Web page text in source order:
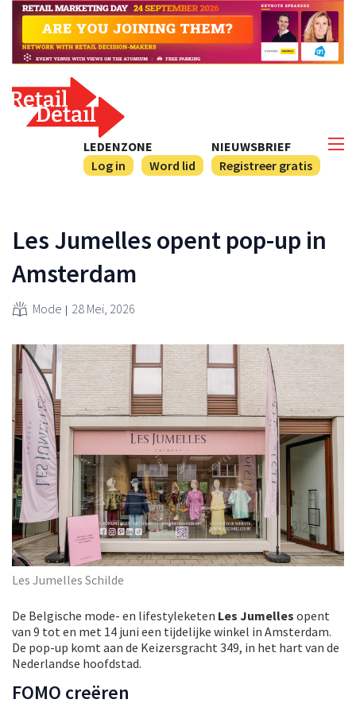
NIEUWSBRIEF
Registreer gratis
LEDENZONE
Log in
Word lid
Les Jumelles opent pop-up in
Amsterdam
Mode 28 Mei, 2026
Les Jumelles Schilde
De Belgische mode- en lifestyleketen Les Jumelles opent
van 9 tot en met 14 juni een tijdelijke winkel in Amsterdam.
De pop-up komt aan de Keizersgracht 349, in het hart van de
Nederlandse hoofdstad.
FOMO creëren